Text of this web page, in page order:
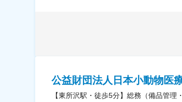
公益財団法人日本小動物医
【東所沢駅・徒歩5分】総務（備品管